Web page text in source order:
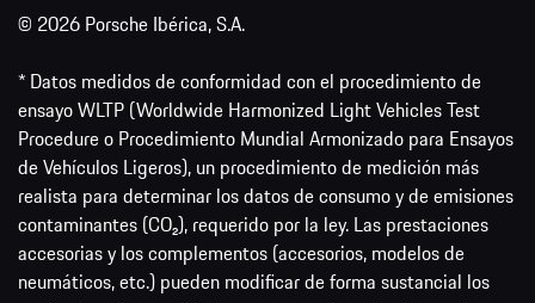
© 2026 Porsche Ibérica, S.A.
* Datos medidos de conformidad con el procedimiento de
ensayo WLTP (Worldwide Harmonized Light Vehicles Test
Procedure o Procedimiento Mundial Armonizado para Ensayos
de Vehículos Ligeros), un procedimiento de medición más
realista para determinar los datos de consumo y de emisiones
contaminantes (CO₂), requerido por la ley. Las prestaciones
accesorias y los complementos (accesorios, modelos de
neumáticos, etc.) pueden modificar de forma sustancial los